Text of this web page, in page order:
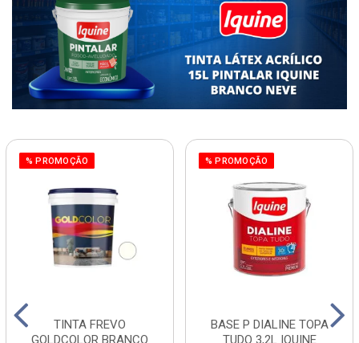
% PROMOÇÃO
TINTA FREVO
GOLDCOLOR BRANCO
% PROMOÇÃO
BASE P DIALINE TOPA
TUDO 3,2L IQUINE